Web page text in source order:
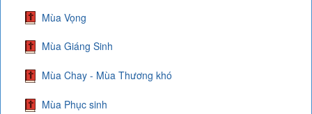
Mùa Vọng
Mùa Giáng Sinh
Mùa Chay - Mùa Thương khó
Mùa Phục sinh